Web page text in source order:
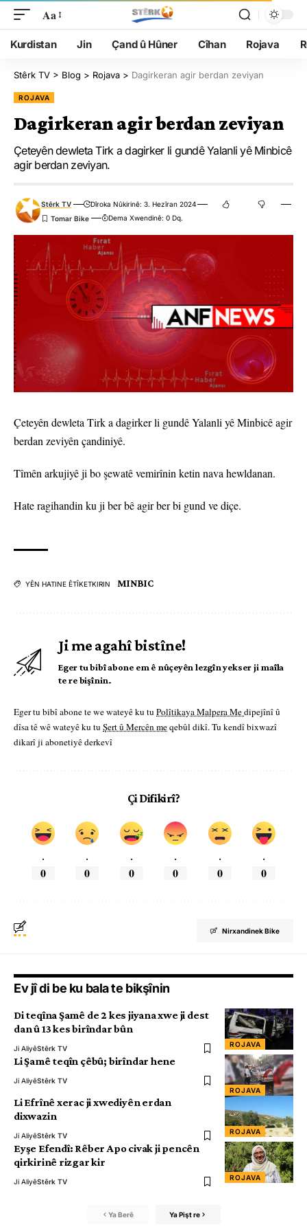
Aa
Kurdistan Jin Çand û Hûner Cîhan Rojava
Stêrk TV > Blog > Rojava > Dagirkeran agir berdan zeviyan
ROJAVA
Dagirkeran agir berdan zeviyan
Çeteyên dewleta Tirk a dagirker li gundê Yalanli yê Minbicê
agir berdan zeviyan.
Stêrk TV
Dîroka Nûkirinê: 3. Hezîran 2024
Dema Xwendinê: 0 Dq.
Çeteyên dewleta Tirk a dagirker li gundê Yalanli yê Minbicê agir
berdan zeviyên çandiniyê.
Tîmên arkujiyê ji bo şewatê vemirînin ketin nava hewldanan.
Hate ragihandin ku ji ber bê agir ber bi gund ve diçe.
YÊN HATINE ÊTÎKETKIRIN MINBIC
Ji me agahî bistîne!
Eger tu bibî abone em ê nûçeyên lezgîn yekser ji maîla
te re bişînin.
Eger tu bibî abone te we wateyê ku tu Polîtikaya Malpera Medipejînî û
dîsa tê wê wateyê ku tu Şert û Mercên meqebûl dikî. Tu kendî bixwazî
dikarî ji abonetiyê derkevî
Çi Difikirî?
.
0
.
0
.
0
.
0
.
0
.
0
Nirxandinek Bike
Ev jî di be ku bala te bikşînin
ROJAVA
Di teqîna Şamê de 2 kes jiyana xwe ji dest
dan û 13 kes birîndar bûn
Ji AliyêStêrk TV
ROJAVA
Li Şamê teqîn çêbû; birîndar hene
Ji AliyêStêrk TV
ROJAVA
Li Efrînê xerac ji xwediyên erdan
dixwazin
Ji AliyêStêrk TV
ROJAVA
Eyşe Efendî: Rêber Apo civak ji pencên
qirkirinê rizgar kir
Ji AliyêStêrk TV
Ya Berê Ya Pişt re